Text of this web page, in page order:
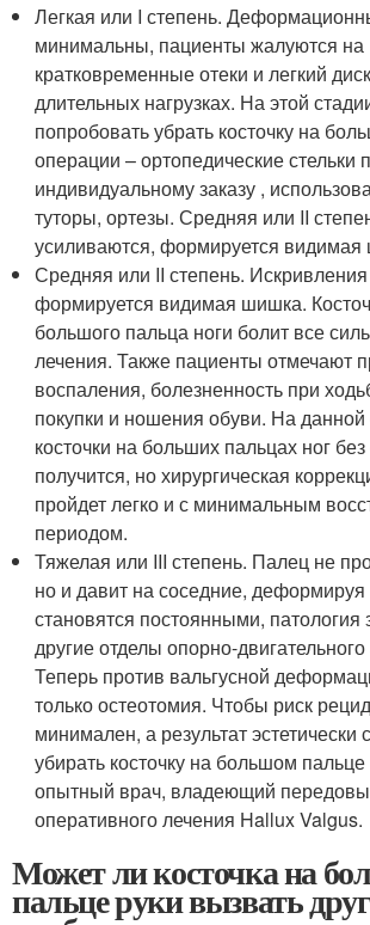
Легкая или I степень.
минимальны, пациенты жалуются на
кратковременные отеки и легкий
длительных нагрузках. На этой
попробовать убрать косточку на
операции – ортопедические стельки
индивидуальному заказу ,
туторы, ортезы. Средняя или II
усиливаются, формируется видимая
Средняя или II степень.
формируется видимая шишка.
большого пальца ноги болит все
лечения. Также пациенты отмечают
воспаления, болезненность при
покупки и ношения обуви. На данной
косточки на больших пальцах ног
получится, но хирургическая
пройдет легко и с минимальным
периодом.
Тяжелая или III степень. Палец не
но и давит на соседние,
становятся постоянными, патология
другие отделы опорно-
Теперь против вальгусной
только остеотомия. Чтобы риск
минимален, а результат
убирать косточку на большом
опытный врач, владеющий
оперативного лечения Hallux Valgus.
Может ли косточка на
пальце руки вызвать